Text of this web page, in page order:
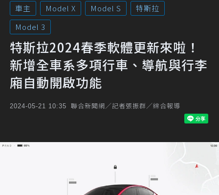
車主 Model X Model S
特斯拉
Model 3
特斯拉2024春季軟體更新來啦！
新增全車系多項行車、導航與行李
廂自動開啟功能
2024-05-21 10:35 聯合新聞網／記者張振群／綜合報導